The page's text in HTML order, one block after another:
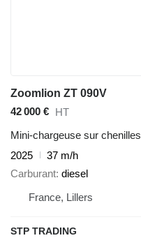
Zoomlion ZT 090V
42 000 € HT
Mini-chargeuse sur chenilles
2025
37 m/h
Carburant diesel
France, Lillers
STP TRADING